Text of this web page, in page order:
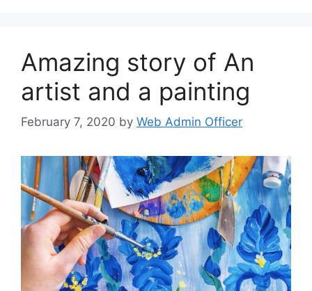
Amazing story of An
artist and a painting
February 7, 2020 by Web Admin Officer